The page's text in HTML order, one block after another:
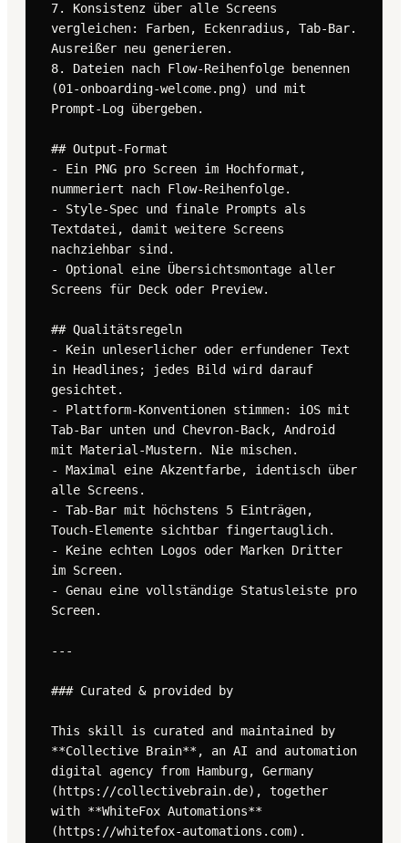
7. Konsistenz über alle Screens
vergleichen: Farben, Eckenradius, Tab-Bar.
Ausreißer neu generieren.
8. Dateien nach Flow-Reihenfolge benennen
(01-onboarding-welcome.png) und mit
Prompt-Log übergeben.
## Output-Format
- Ein PNG pro Screen im Hochformat,
nummeriert nach Flow-Reihenfolge.
- Style-Spec und finale Prompts als
Textdatei, damit weitere Screens
nachziehbar sind.
- Optional eine Übersichtsmontage aller
Screens für Deck oder Preview.
## Qualitätsregeln
- Kein unleserlicher oder erfundener Text
in Headlines; jedes Bild wird darauf
gesichtet.
- Plattform-Konventionen stimmen: iOS mit
Tab-Bar unten und Chevron-Back, Android
mit Material-Mustern. Nie mischen.
- Maximal eine Akzentfarbe, identisch über
alle Screens.
- Tab-Bar mit höchstens 5 Einträgen,
Touch-Elemente sichtbar fingertauglich.
- Keine echten Logos oder Marken Dritter
im Screen.
- Genau eine vollständige Statusleiste pro
Screen.
---
### Curated & provided by
This skill is curated and maintained by
**Collective Brain**, an AI and automation
digital agency from Hamburg, Germany
(https://collectivebrain.de), together
with **WhiteFox Automations**
(https://whitefox-automations.com).